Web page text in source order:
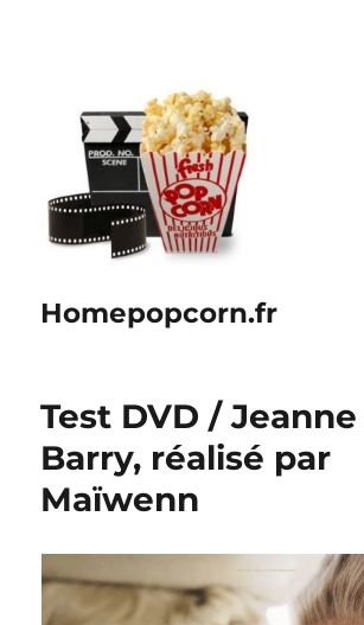
Homepopcorn.fr
Test DVD /
Barry, réalisé par
Maïwenn